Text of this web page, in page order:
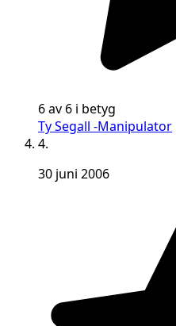
6 av 6 i betyg
Ty Segall -Manipulator
4.
30 juni 2006